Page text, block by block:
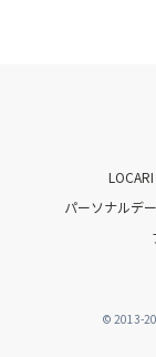
パーソナルデ
© 2013-